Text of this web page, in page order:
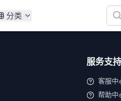
分类
服务支持
客服中
帮助中